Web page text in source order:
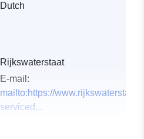
Dutch
Rijkswaterstaat
E-mail:
mailto:https://
serviced...